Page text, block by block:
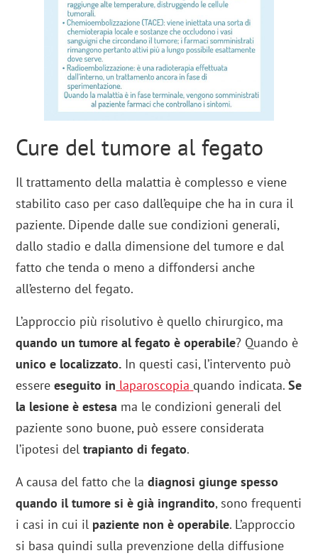
Cure del tumore al fegato
Il trattamento della malattia è complesso e viene
stabilito caso per caso dall’equipe che ha in cura il
paziente. Dipende dalle sue condizioni generali,
dallo stadio e dalla dimensione del tumore e dal
fatto che tenda o meno a diffondersi anche
all’esterno del fegato.
L’approccio più risolutivo è quello chirurgico, ma
quando un tumore al fegato è operabile? Quando è
unico e localizzato. In questi casi, l’intervento può
essereeseguito in laparoscopia quando indicata.Se
la lesione è estesa ma le condizioni generali del
paziente sono buone, può essere considerata
l’ipotesi deltrapianto di fegato.
A causa del fatto che ladiagnosi giunge spesso
quando il tumore si è già ingrandito, sono frequenti
i casi in cui il paziente non è operabile. L’approccio
si basa quindi sulla prevenzione della diffusione